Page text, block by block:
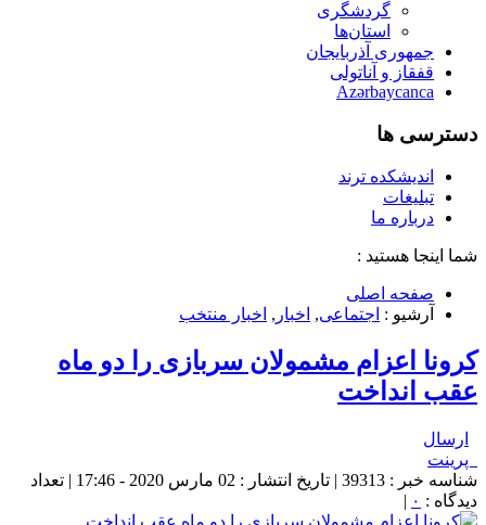
گردشگری
استان‌ها
جمهوری آذربایجان
قفقاز و آناتولی
Azərbaycanca
دسترسی ها
اندیشکده ترند
تبلیغات
درباره ما
شما اینجا هستید :
صفحه اصلی
آرشیو : اجتماعی, اخبار , اخبار منتخب
کرونا اعزام مشمولان سربازی را دو ماه
عقب انداخت
ارسال
پرینت
شناسه خبر : 39313 | تاریخ انتشار : 02 مارس 2020 - 17:46 | تعداد
دیدگاه : ۰ |